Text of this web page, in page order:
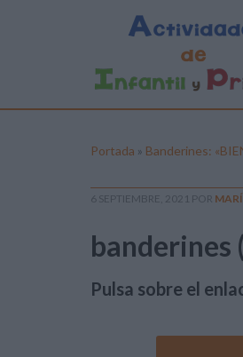
Portada » Banderines:
6 SEPTIEMBRE, 2021 POR
banderines
Pulsa sobre el